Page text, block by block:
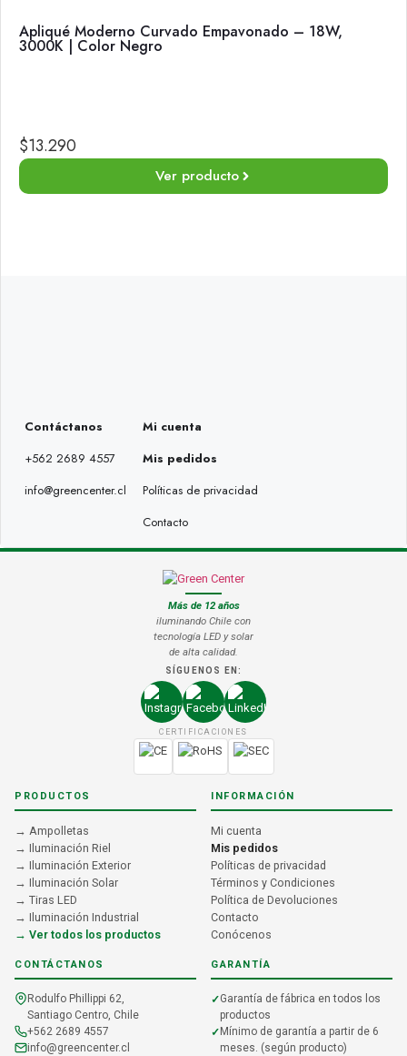
Apliqué Moderno Curvado Empavonado – 18W,
3000K | Color Negro
$13.290
Ver producto
Contáctanos
+562 2689 4557
info@greencenter.cl
Mi cuenta
Mis pedidos
Políticas de privacidad
Contacto
Más de 12 años
iluminando Chile con
tecnología LED y solar
de alta calidad.
SÍGUENOS EN:
CERTIFICACIONES
PRODUCTOS
→ Ampolletas
→ Iluminación Riel
→ Iluminación Exterior
→ Iluminación Solar
→ Tiras LED
→ Iluminación Industrial
→ Ver todos los productos
INFORMACIÓN
Mi cuenta
Mis pedidos
Políticas de privacidad
Términos y Condiciones
Política de Devoluciones
Contacto
Conócenos
CONTÁCTANOS
Rodulfo Phillippi 62,
Santiago Centro, Chile
+562 2689 4557
info@greencenter.cl
GARANTÍA
Garantía de fábrica en todos los
productos
Mínimo de garantía a partir de 6
meses. (según producto)